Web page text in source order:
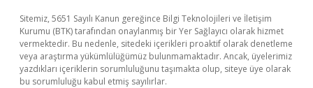
Sitemiz, 5651 Sayılı Kanun gereğince Bilgi Teknolojileri ve İletişim
Kurumu (BTK) tarafından onaylanmış bir Yer Sağlayıcı olarak hizmet
vermektedir. Bu nedenle, sitedeki içerikleri proaktif olarak denetleme
veya araştırma yükümlülüğümüz bulunmamaktadır. Ancak, üyelerimiz
yazdıkları içeriklerin sorumluluğunu taşımakta olup, siteye üye olarak
bu sorumluluğu kabul etmiş sayılırlar.